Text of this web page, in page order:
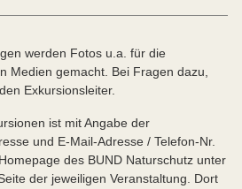
werden Fotos u.a. für die
Medien gemacht. Bei Fragen dazu,
Exkursionsleiter.
ist mit Angabe der
und E-Mail-Adresse / Telefon-Nr.
des BUND Naturschutz unter
der jeweiligen Veranstaltung. Dort